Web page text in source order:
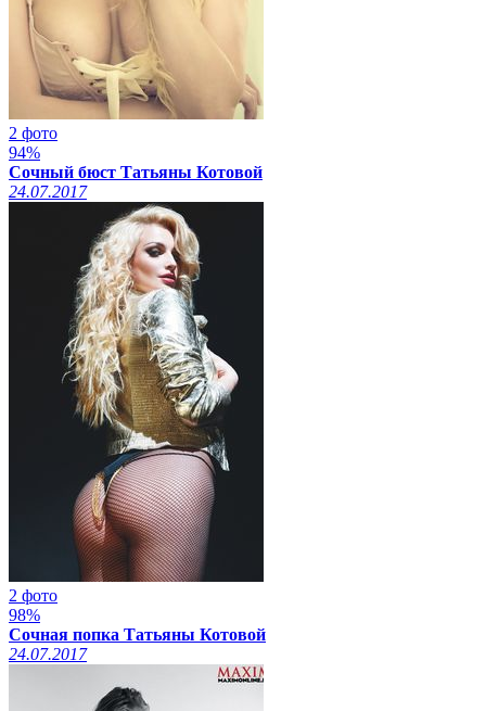
2 фото
94%
Сочный бюст Татьяны Котовой
24.07.2017
2 фото
98%
Сочная попка Татьяны Котовой
24.07.2017